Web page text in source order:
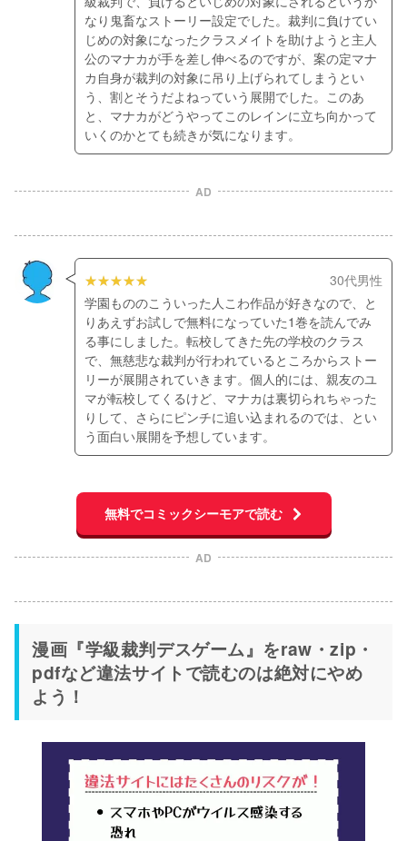
なり鬼畜なストーリー設定でした。裁判に負けてい
じめの対象になったクラスメイトを助けようと主人
公のマナカが手を差し伸べるのですが、案の定マナ
カ自身が裁判の対象に吊り上げられてしまうとい
う、割とそうだよねっていう展開でした。このあ
と、マナカがどうやってこのレインに立ち向かって
いくのかとても続きが気になります。
AD
30代男性
学園もののこういった人こわ作品が好きなので、と
りあえずお試しで無料になっていた1巻を読んでみ
る事にしました。転校してきた先の学校のクラス
で、無慈悲な裁判が行われているところからストー
リーが展開されていきます。個人的には、親友のユ
マが転校してくるけど、マナカは裏切られちゃった
りして、さらにピンチに追い込まれるのでは、とい
う面白い展開を予想しています。
無料でコミックシーモアで読む
AD
漫画『学級裁判デスゲーム』をraw・zip・
pdfなど違法サイトで読むのは絶対にやめ
よう！